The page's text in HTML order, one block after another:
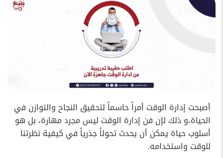
أصبحت إدارة الوقت أمراً حاسماً لتحقيق النجاح والتوازن في
الحياة،و ذلك لإن فن إدارة الوقت ليس مجرد مهارة، بل هو
أسلوب حياة يمكن أن يحدث تحولاً جذرياً في كيفية نظرتنا
للوقت واستخدامه.